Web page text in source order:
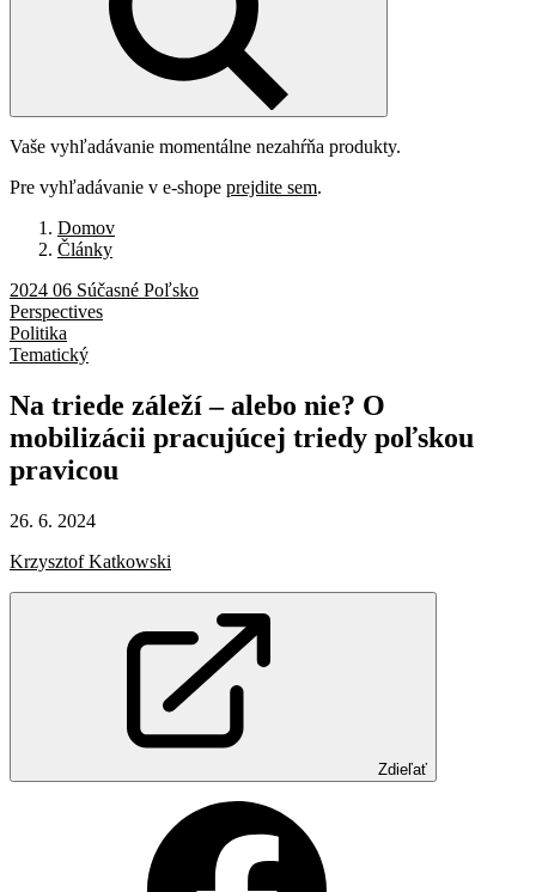
Vaše vyhľadávanie momentálne nezahŕňa produkty.
Pre vyhľadávanie v e-shope prejdite sem.
Domov
Články
2024 06 Súčasné Poľsko
Perspectives
Politika
Tematický
Na triede záleží–alebo nie? O
mobilizácii pracujúcej triedy poľskou
pravicou
26. 6. 2024
Krzysztof Katkowski
Zdieľať